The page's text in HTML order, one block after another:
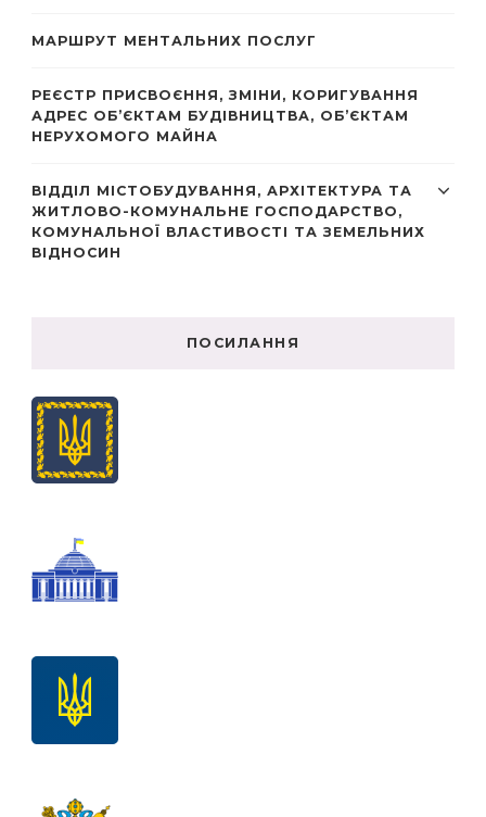
МАРШРУТ МЕНТАЛЬНИХ ПОСЛУГ
РЕЄСТР ПРИСВОЄННЯ, ЗМІНИ, КОРИГУВАННЯ
АДРЕС ОБ’ЄКТАМ БУДІВНИЦТВА, ОБ’ЄКТАМ
НЕРУХОМОГО МАЙНА
ВІДДІЛ МІСТОБУДУВАННЯ, АРХІТЕКТУРА ТА
ЖИТЛОВО-КОМУНАЛЬНЕ ГОСПОДАРСТВО,
КОМУНАЛЬНОЇ ВЛАСТИВОСТІ ТА ЗЕМЕЛЬНИХ
ВІДНОСИН
ПОСИЛАННЯ